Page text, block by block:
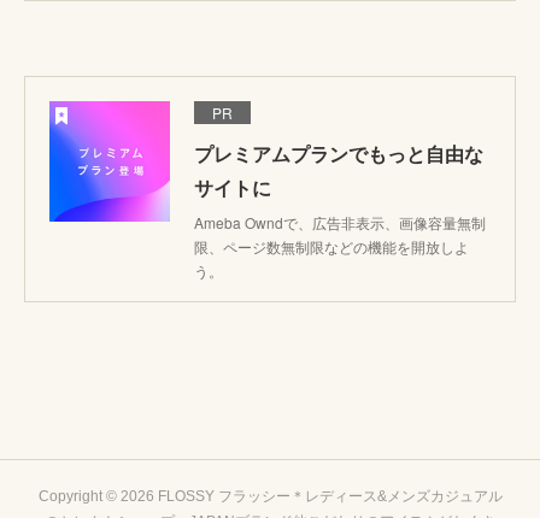
PR
プレミアムプランでもっと自由な
サイトに
Ameba Owndで、広告非表示、画像容量無制
限、ページ数無制限などの機能を開放しよ
う。
Copyright © 2026 FLOSSY フラッシー＊レディース&メンズカジュアル